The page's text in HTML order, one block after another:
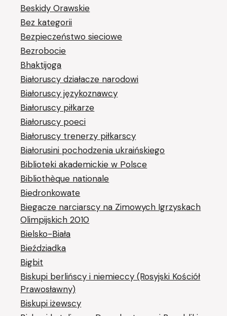
Beskidy Orawskie
Bez kategorii
Bezpieczeństwo sieciowe
Bezrobocie
Bhaktijoga
Białoruscy działacze narodowi
Białoruscy językoznawcy
Białoruscy piłkarze
Białoruscy poeci
Białoruscy trenerzy piłkarscy
Białorusini pochodzenia ukraińskiego
Biblioteki akademickie w Polsce
Bibliothèque nationale
Biedronkowate
Biegacze narciarscy na Zimowych Igrzyskach
Olimpijskich 2010
Bielsko-Biała
Bieździadka
Bigbit
Biskupi berlińscy i niemieccy (Rosyjski Kościół
Prawosławny)
Biskupi iżewscy